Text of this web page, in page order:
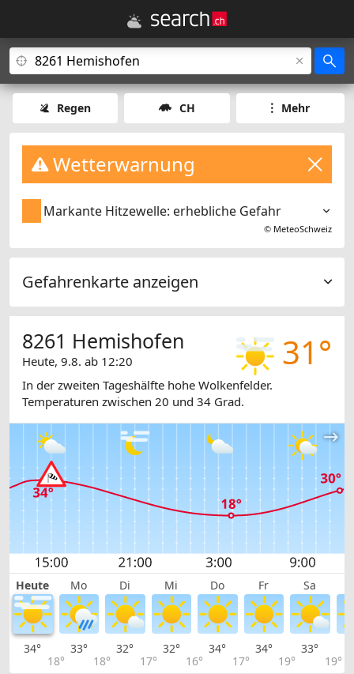
Regen CH Mehr
Wetterwarnung
Markante Hitzewelle: erhebliche Gefahr
© MeteoSchweiz
Gefahrenkarte anzeigen
31°
8261 Hemishofen
Heute, 9.8. ab 12:20
In der zweiten Tageshälfte hohe Wolkenfelder.
Temperaturen zwischen 20 und 34 Grad.
Heute Mo Di Mi Do Fr Sa
34°
18°
33°
18°
32°
17°
32°
16°
34°
17°
34°
19°
33°
19°